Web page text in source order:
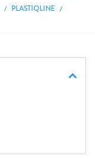
PLASTIQLINE